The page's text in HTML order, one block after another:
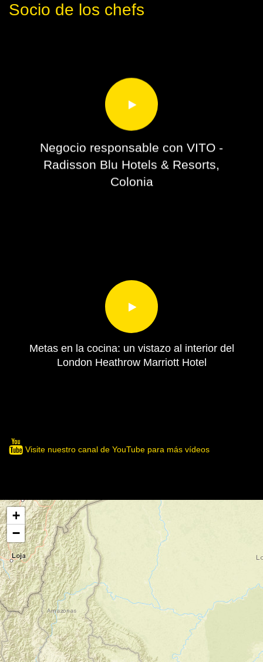
Socio de los chefs
Negocio responsable con VITO -
Radisson Blu Hotels & Resorts,
Colonia
Metas en la cocina: un vistazo al interior del
London Heathrow Marriott Hotel
Visite nuestro canal de YouTube para más vídeos
+
−